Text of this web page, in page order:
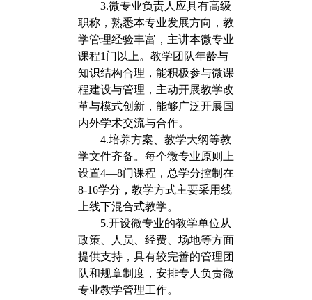
3.微专业负责人应具有高级
职称，熟悉本专业发展方向，教
学管理经验丰富，主讲本微专业
课程1门以上。教学团队年龄与
知识结构合理，能积极参与微课
程建设与管理，主动开展教学改
革与模式创新，能够广泛开展国
内外学术交流与合作。
4.培养方案、教学大纲等教
学文件齐备。每个微专业原则上
设置4—8门课程，总学分控制在
8-16学分，教学方式主要采用线
上线下混合式教学。
5.开设微专业的教学单位从
政策、人员、经费、场地等方面
提供支持，具有较完善的管理团
队和规章制度，安排专人负责微
专业教学管理工作。